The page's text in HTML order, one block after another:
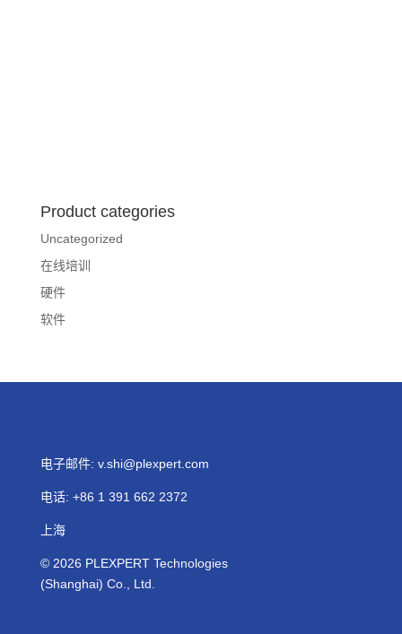
Product categories
Uncategorized
在线培训
硬件
软件
电子邮件: v.shi@plexpert.com
电话: +86 1 391 662 2372
上海
© 2026 PLEXPERTTechnologies
(Shanghai) Co., Ltd.